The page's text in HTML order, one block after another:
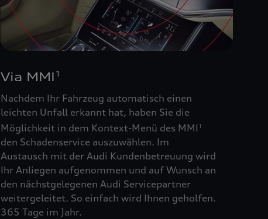
Via MMI 1
Nachdem Ihr Fahrzeug automatisch einen
leichten Unfall erkannt hat, haben Sie die
Möglichkeit in dem Kontext-Menü des MMI 1
den Schadenservice auszuwählen. Im
Austausch mit der Audi Kundenbetreuung wird
Ihr Anliegen aufgenommen und auf Wunsch an
den nächstgelegenen Audi Servicepartner
weitergeleitet. So einfach wird Ihnen geholfen.
365 Tage im Jahr.